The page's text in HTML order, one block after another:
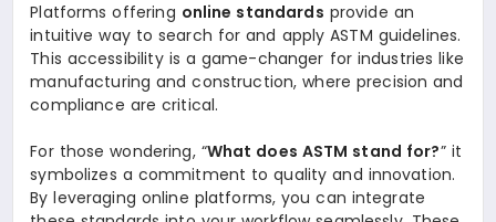
Platforms offering online standards provide an
intuitive way to search for and apply ASTM guidelines.
This accessibility is a game-changer for industries like
manufacturing and construction, where precision and
compliance are critical.
For those wondering, “What does ASTM stand for?” it
symbolizes a commitment to quality and innovation.
By leveraging online platforms, you can integrate